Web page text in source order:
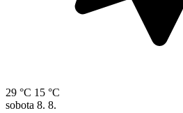
29 °C 15 °C
sobota 8. 8.